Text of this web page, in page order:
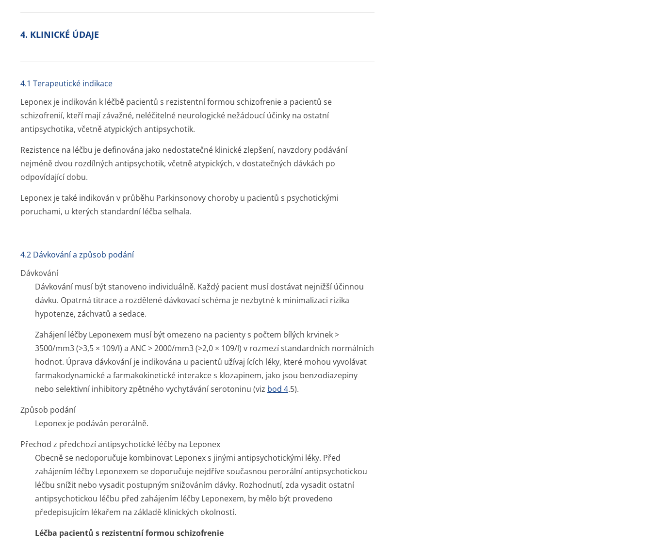
4. KLINICKÉ ÚDAJE
4.1 Terapeutické indikace
Leponex je indikován k léčbě pacientů s rezistentní formou schizofrenie a pacientů se
schizofrenií, kteří mají závažné, neléčitelné neurologické nežádoucí účinky na ostatní
antipsychotika, včetně atypických antipsychotik.
Rezistence na léčbu je definována jako nedostatečné klinické zlepšení, navzdory podávání
nejméně dvou rozdílných antipsychotik, včetně atypických, v dostatečných dávkách po
odpovídající dobu.
Leponex je také indikován v průběhu Parkinsonovy choroby u pacientů s psychotickými
poruchami, u kterých standardní léčba selhala.
4.2 Dávkování a způsob podání
Dávkování
Dávkování musí být stanoveno individuálně. Každý pacient musí dostávat nejnižší účinnou
dávku. Opatrná titrace a rozdělené dávkovací schéma je nezbytné k minimalizaci rizika
hypotenze, záchvatů a sedace.
Zahájení léčby Leponexem musí být omezeno na pacienty s počtem bílých krvinek >
3500/mm3(>3,5 × 109/l) a ANC > 2000/mm3(>2,0 × 109/l) v rozmezí standardních normálních
hodnot. Úprava dávkování je indikována u pacientů užívaj ících léky, které mohou vyvolávat
farmakodynamické a farmakokinetické interakce s klozapinem, jako jsou benzodiazepiny
nebo selektivní inhibitory zpětného vychytávání serotoninu (viz bod 4.5).
Způsob podání
Leponex je podáván perorálně.
Přechod z předchozí antipsychotické léčby na Leponex
Obecně se nedoporučuje kombinovat Leponex s jinými antipsychotickými léky. Před
zahájením léčby Leponexem se doporučuje nejdříve současnou perorální antipsychotickou
léčbu snížit nebo vysadit postupným snižováním dávky. Rozhodnutí, zda vysadit ostatní
antipsychotickou léčbu před zahájením léčby Leponexem, by mělo být provedeno
předepisujícím lékařem na základě klinických okolností.
Léčba pacientů s rezistentní formou schizofrenie